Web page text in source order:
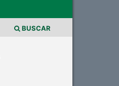
BUSCAR